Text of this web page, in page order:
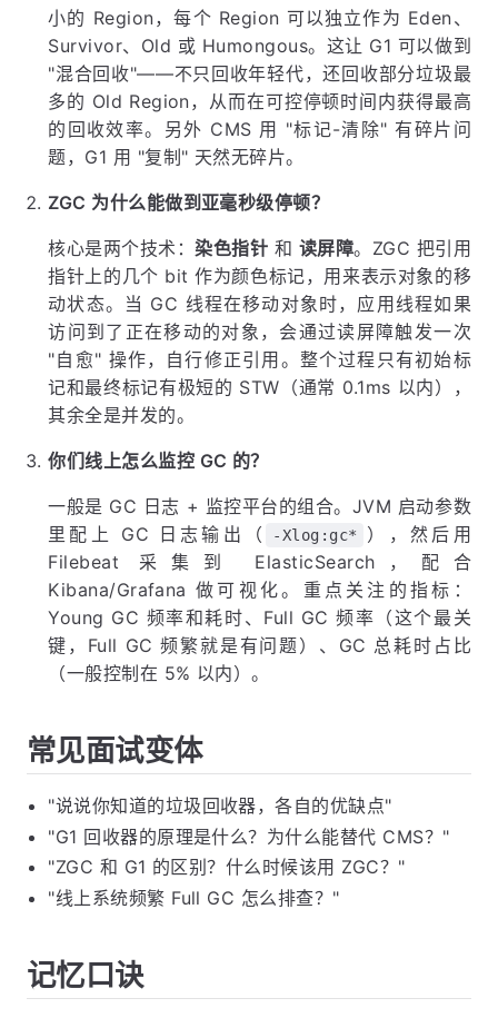
小的 Region，每个 Region 可以独立作为 Eden、
Survivor、Old 或 Humongous。这让 G1 可以做到
"混合回收"——不只回收年轻代，还回收部分垃圾最
多的 Old Region，从而在可控停顿时间内获得最高
的回收效率。另外 CMS 用 "标记-清除" 有碎片问
题，G1 用 "复制" 天然无碎片。
ZGC 为什么能做到亚毫秒级停顿？
核心是两个技术：染色指针 和 读屏障。ZGC 把引用
指针上的几个 bit 作为颜色标记，用来表示对象的移
动状态。当 GC 线程在移动对象时，应用线程如果
访问到了正在移动的对象，会通过读屏障触发一次
"自愈" 操作，自行修正引用。整个过程只有初始标
记和最终标记有极短的 STW（通常 0.1ms 以内），
其余全是并发的。
你们线上怎么监控 GC 的？
一般是 GC 日志 + 监控平台的组合。JVM 启动参数
里配上 GC 日志输出（
-Xlog:gc*
），然后用
Filebeat 采集到 ElasticSearch，配合
Kibana/Grafana 做可视化。重点关注的指标：
Young GC 频率和耗时、Full GC 频率（这个最关
键，Full GC 频繁就是有问题）、GC 总耗时占比
（一般控制在 5% 以内）。
常见面试变体
"说说你知道的垃圾回收器，各自的优缺点"
"G1 回收器的原理是什么？为什么能替代 CMS？"
"ZGC 和 G1 的区别？什么时候该用 ZGC？"
"线上系统频繁 Full GC 怎么排查？"
记忆口诀